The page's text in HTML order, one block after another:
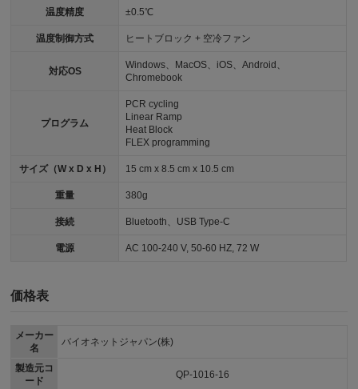
温度精度 ±0.5℃
温度制御方式 ヒートブロック + 空冷ファン
対応OS
Windows、MacOS、iOS、Android、
Chromebook
プログラム
PCR cycling
Linear Ramp
Heat Block
FLEX programming
サイズ（W x D x H） 15 cm x 8.5 cm x 10.5 cm
重量 380g
接続 Bluetooth、USB Type-C
電源 AC 100-240 V, 50-60 HZ, 72 W
価格表
メーカー
名
製造元コ
ード
バイオネットジャパン(株)
QP-1016-16